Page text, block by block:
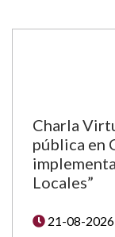
Charla
pública en
Locales”
21-08-